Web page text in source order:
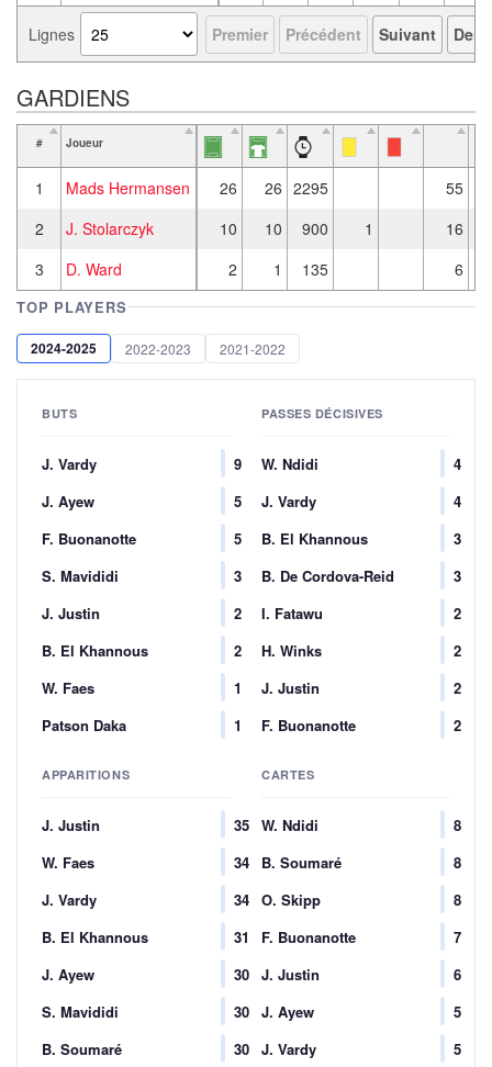
Lignes Premier Précédent Suivant
GARDIENS
# Joueur
1 Mads Hermansen 26 26 2295
55
2
J. Stolarczyk 10 10 900 1
16
3
D. Ward 2 1 135 6
TOP PLAYERS
2024-2025 2022-2023 2021-2022
BUTS
J. Vardy
9
J. Ayew
5
F. Buonanotte
5
S. Mavididi
3
J. Justin
2
B. El Khannous
2
W. Faes
1
Patson Daka
1
PASSES DÉCISIVES
W. Ndidi
4
J. Vardy
4
B. El Khannous
3
B. De Cordova-Reid
3
I. Fatawu
2
H. Winks
2
J. Justin
2
F. Buonanotte
2
APPARITIONS
J. Justin
35
W. Faes
34
J. Vardy
34
B. El Khannous
31
J. Ayew
30
S. Mavididi
30
B. Soumaré
30
CARTES
W. Ndidi
8
B. Soumaré
8
O. Skipp
8
F. Buonanotte
7
J. Justin
6
J. Ayew
5
J. Vardy
5